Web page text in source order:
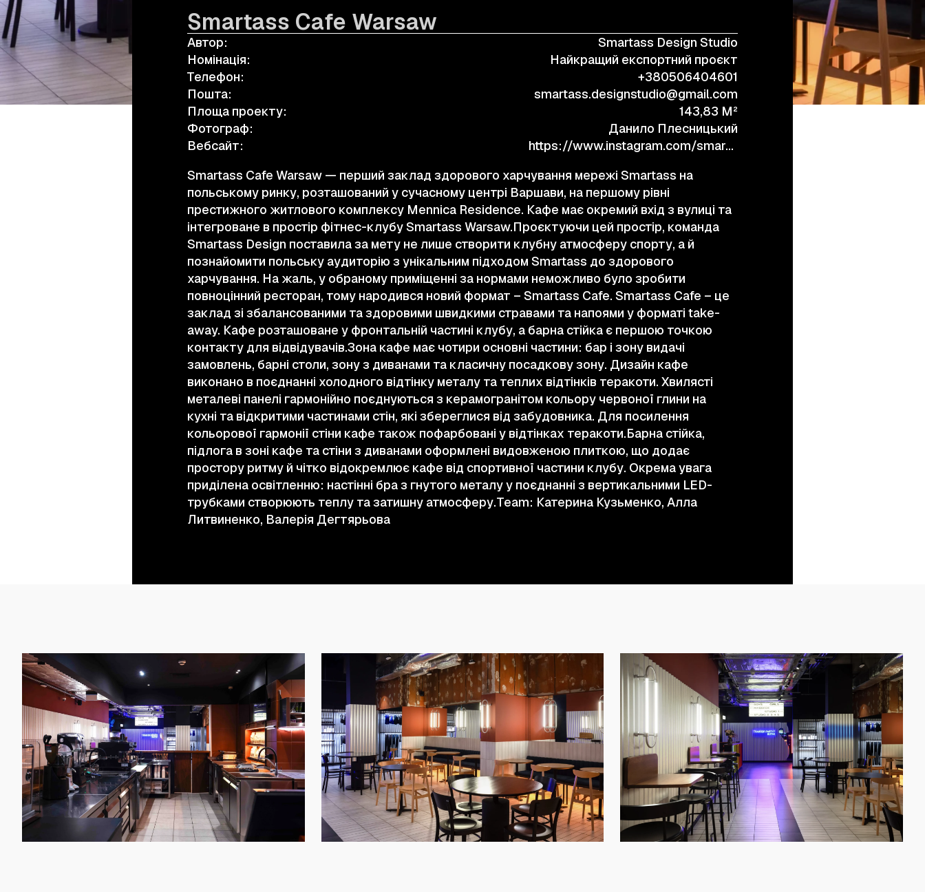
КОНТАКТИ
а.harusova@gmail.com © 2025 Wmaax Studio +38 (067) 443 01 84
Smartass Cafe Warsaw
Автор:
Smartass Design Studio
Номінація:
Найкращий експортний проєкт
Телефон:
+380506404601
Пошта:
smartass.designstudio@gmail.com
Площа проекту:
143,83 M²
Фотограф:
Данило Плесницький
Вебсайт:
https://www.instagram.com/smartass_design_/
Smartass Cafe Warsaw — перший заклад здорового харчування мережі Smartass на
польському ринку, розташований у сучасному центрі Варшави, на першому рівні
престижного житлового комплексу Mennica Residence. Кафе має окремий вхід з вулиці та
інтегроване в простір фітнес-клубу Smartass Warsaw.Проєктуючи цей простір, команда
Smartass Design поставила за мету не лише створити клубну атмосферу спорту, а й
познайомити польську аудиторію з унікальним підходом Smartass до здорового
харчування. На жаль, у обраному приміщенні за нормами неможливо було зробити
повноцінний ресторан, тому народився новий формат – Smartass Cafe. Smartass Cafe – це
заклад зі збалансованими та здоровими швидкими стравами та напоями у форматі take-
away. Кафе розташоване у фронтальній частині клубу, а барна стійка є першою точкою
контакту для відвідувачів.Зона кафе має чотири основні частини: бар і зону видачі
замовлень, барні столи, зону з диванами та класичну посадкову зону. Дизайн кафе
виконано в поєднанні холодного відтінку металу та теплих відтінків теракоти. Хвилясті
металеві панелі гармонійно поєднуються з керамогранітом кольору червоної глини на
кухні та відкритими частинами стін, які збереглися від забудовника. Для посилення
кольорової гармонії стіни кафе також пофарбовані у відтінках теракоти.Барна стійка,
підлога в зоні кафе та стіни з диванами оформлені видовженою плиткою, що додає
простору ритму й чітко відокремлює кафе від спортивної частини клубу. Окрема увага
приділена освітленню: настінні бра з гнутого металу у поєднанні з вертикальними LED-
трубками створюють теплу та затишну атмосферу.Team: Катерина Кузьменко, Алла
Литвиненко, Валерія Дегтярьова